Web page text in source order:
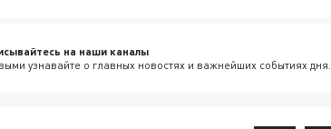
на наши каналы
узнавайте о главных новостях и важнейших событиях дня.